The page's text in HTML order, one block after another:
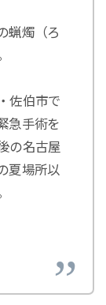
蝋燭（ろ
佐伯市で
急手術を
の名古屋
夏場所以